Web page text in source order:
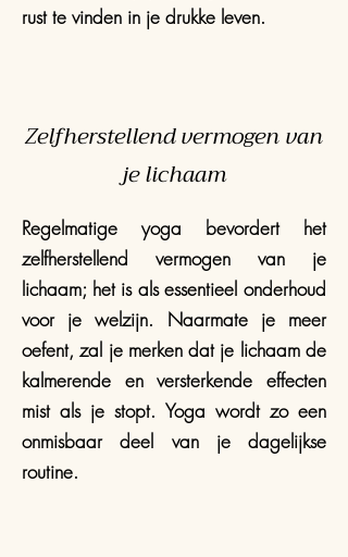
rust te vinden in je drukke leven.
Zelfherstellend vermogen van
je lichaam
Regelmatige yoga bevordert het
zelfherstellend vermogen van je
lichaam; het is als essentieel onderhoud
voor je welzijn. Naarmate je meer
oefent, zal je merken dat je lichaam de
kalmerende en versterkende effecten
mist als je stopt. Yoga wordt zo een
onmisbaar deel van je dagelijkse
routine.